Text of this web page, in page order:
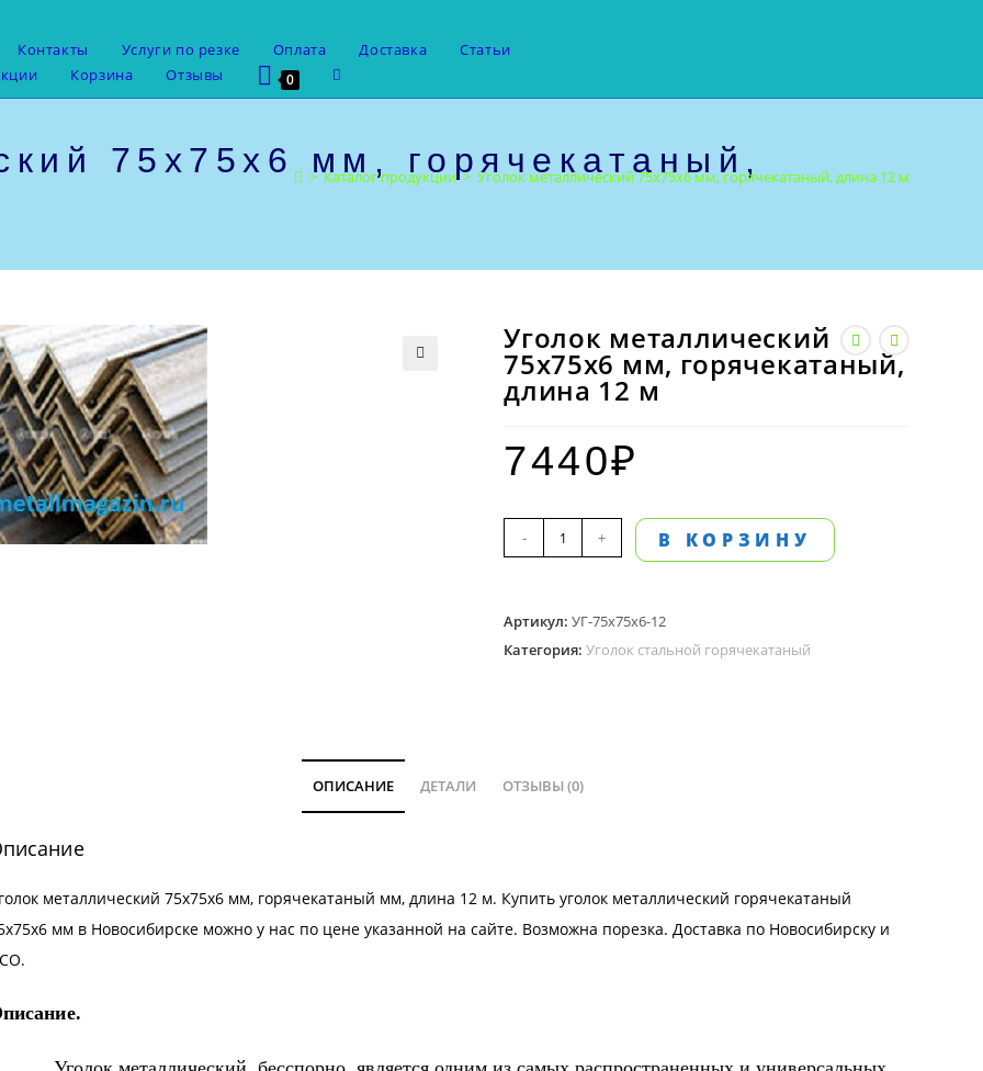
Контакты Услуги по резке Оплата Доставка
Статьи
Корзина Отзывы 0
Переключить
поиск
веб-
сайту
75х75х6 мм, горячекатаный,
> Каталог продукции > Уголок металлический 75х75х6 мм, горячекатаный, длина 12 м
Уголок металлический
75х75х6 мм, горячекатаный,
длина 12 м
7440₽
Количество
товара
металлический
75х75х6
12
- + В КОРЗИНУ
Артикул:УГ-75х75х6-12
Категория:Уголок стальной горячекатаный
ОПИСАНИЕ ДЕТАЛИ ОТЗЫВЫ (0)
металлический 75х75х6 мм, горячекатаный мм, длина 12 м. Купить уголок металлический горячекатаный
мм в Новосибирске можно у нас по цене указанной на сайте. Возможна порезка. Доставка по Новосибирску и
.